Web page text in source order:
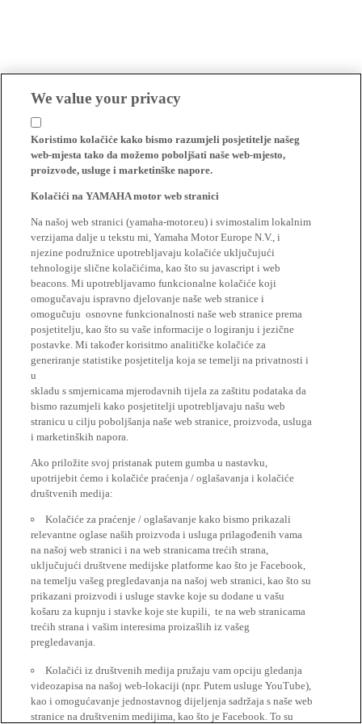
We value your privacy
Koristimo kolačiće kako bismo razumjeli posjetitelje našeg
web-mjesta tako da možemo poboljšati naše web-mjesto,
proizvode, usluge i marketinške napore.
Kolačići na YAMAHA motor web stranici
Na našoj web stranici (yamaha-motor.eu) i svimostalim lokalnim
verzijama dalje u tekstu mi, Yamaha Motor Europe N.V., i
njezine podružnice upotrebljavaju kolačiće uključujući
tehnologije slične kolačićima, kao što su javascript i web
beacons. Mi upotrebljavamo funkcionalne kolačiće koji
omogučavaju ispravno djelovanje naše web stranice i
omogučuju osnovne funkcionalnosti naše web stranice prema
posjetitelju, kao što su vaše informacije o logiranju i jezične
postavke. Mi također korisitmo analitičke kolačiće za
generiranje statistike posjetitelja koja se temelji na privatnosti i
u
skladu s smjernicama mjerodavnih tijela za zaštitu podataka da
bismo razumjeli kako posjetitelji upotrebljavaju našu web
stranicu u cilju poboljšanja naše web stranice, proizvoda, usluga
i marketinških napora.
Ako priložite svoj pristanak putem gumba u nastavku,
upotrijebit ćemo i kolačiće praćenja / oglašavanja i kolačiće
društvenih medija:
Kolačiće za praćenje / oglašavanje kako bismo prikazali
relevantne oglase naših proizvoda i usluga prilagođenih vama
na našoj web stranici i na web stranicama trećih strana,
uključujući društvene medijske platforme kao što je Facebook,
na temelju vašeg pregledavanja na našoj web stranici, kao što su
prikazani proizvodi i usluge stavke koje su dodane u vašu
košaru za kupnju i stavke koje ste kupili, te na web stranicama
trećih strana i vašim interesima proizašlih iz vašeg
pregledavanja.
Kolačići iz društvenih medija pružaju vam opciju gledanja
videozapisa na našoj web-lokaciji (npr. Putem usluge YouTube),
kao i omogućavanje jednostavnog dijeljenja sadržaja s naše web
stranice na društvenim medijima, kao što je Facebook. To su